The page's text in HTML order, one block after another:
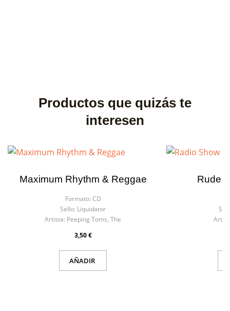
Productos que quizás te
interesen
Maximum Rhythm & Reggae
Formato: CD
Sello: Liquidator
Artista: Peeping Toms, The
3,50 €
AÑADIR
Rude